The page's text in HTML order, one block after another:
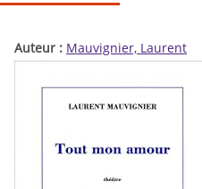
Auteur : Mauvignier, Laurent